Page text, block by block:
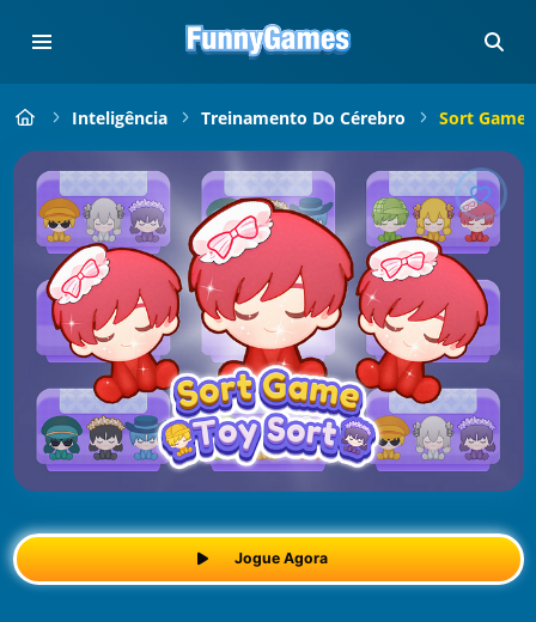
Inteligência Treinamento Do Cérebro Sort Game
Jogue Agora